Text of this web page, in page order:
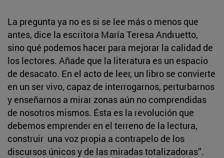
La pregunta ya no es si se lee más o menos que
antes, dice la escritora María Teresa Andruetto,
sino qué podemos hacer para mejorar la calidad de
los lectores. Añade que la literatura es un espacio
de desacato. En el acto de leer, un libro se convierte
en un ser vivo, capaz de interrogarnos, perturbarnos
y enseñarnos a mirar zonas aún no comprendidas
de nosotros mismos. Ésta es la revolución que
debemos emprender en el terreno de la lectura,
construir una voz propia a contrapelo de los
discursos únicos y de las miradas totalizadoras”.